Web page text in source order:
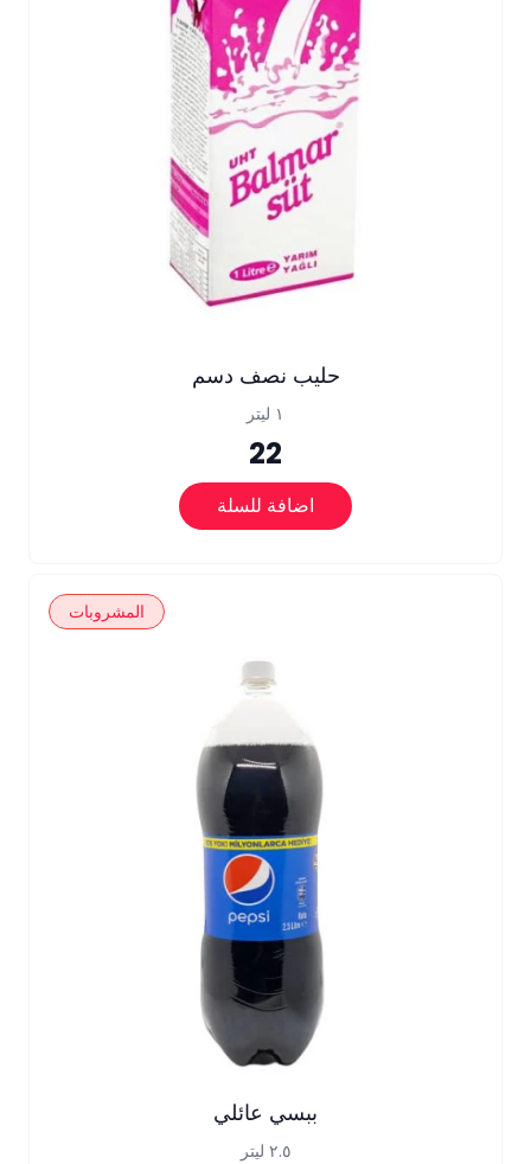
حليب نصف دسم
١ ليتر
22
اضافة للسلة
المشروبات
ببسي عائلي
٢.٥ ليتر